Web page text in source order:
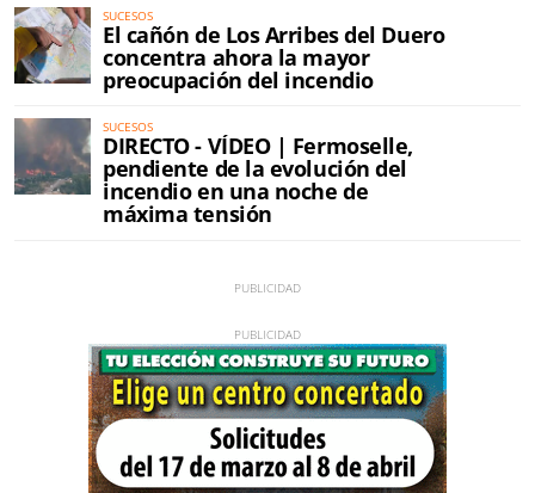
SUCESOS
El cañón de Los Arribes del Duero
concentra ahora la mayor
preocupación del incendio
SUCESOS
DIRECTO - VÍDEO | Fermoselle,
pendiente de la evolución del
incendio en una noche de
máxima tensión